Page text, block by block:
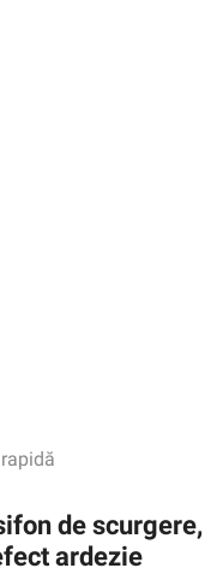
de scurgere,
ardezie